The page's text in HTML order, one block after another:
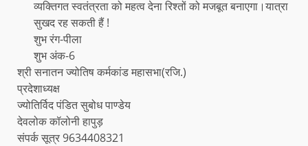
व्यक्तिगत स्वतंत्रता को महत्व देना रिश्तों को मजबूत बनाएगा।यात्रा
सुखद रह सकती हैं !
शुभ रंग-पीला
शुभ अंक-6
श्री सनातन ज्योतिष कर्मकांड महासभा(रजि.)
प्रदेशाध्यक्ष
ज्योतिर्विद पंडित सुबोध पाण्डेय
देवलोक कॉलोनी हापुड़
संपर्क सूत्र 9634408321